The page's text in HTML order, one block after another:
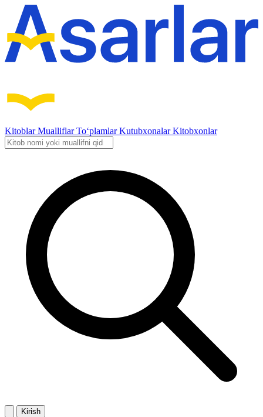
KitoblarMualliflarTo‘plamlarKutubxonalarKitobxonlar
Kirish